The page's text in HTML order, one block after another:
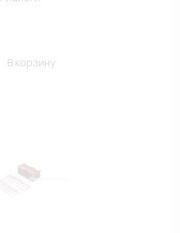
В корзину